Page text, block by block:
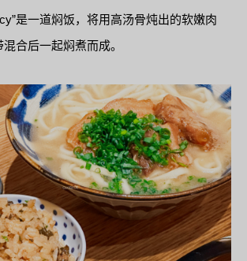
是一道焖饭，将用高汤骨炖出的软嫩肉
合后一起焖煮而成。